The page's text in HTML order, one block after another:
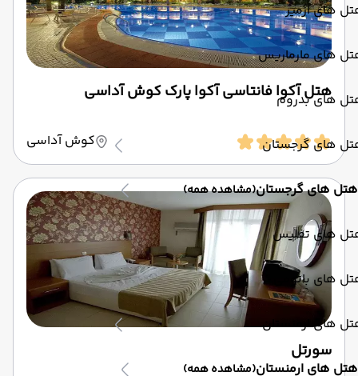
های ازمیر
های مارماریس
های بدروم
های گرجستان
هتل های گرجستان(مشاهده همه)
های تفلیس
های باتومی
های ارمنستان
هتل های ارمنستان(مشاهده همه)
هتل آکوا فانتاسی آکوا پارک کوش آداسی
کوش آداسی
سورتل